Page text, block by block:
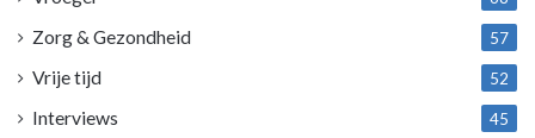
Zorg & Gezondheid 57
Vrije tijd 52
Interviews 45